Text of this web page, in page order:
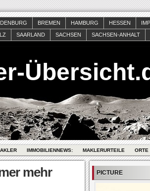
BREMEN HAMBURG HESSEN
SAARLAND SACHSEN SACHSEN-ANHALT
IMMOBILIENNEWS: MAKLERURTEILE ORTE
mehr
PICTURE